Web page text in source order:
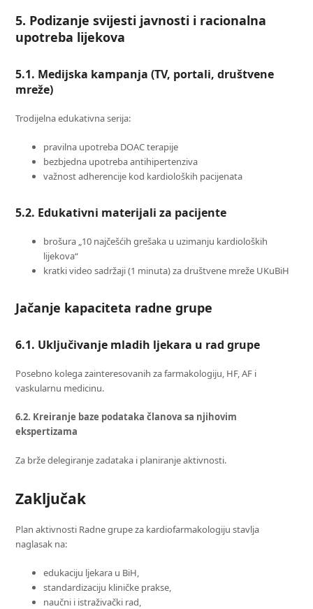
5. Podizanje svijesti javnosti i racionalna
upotreba lijekova
5.1. Medijska kampanja (TV, portali, društvene
mreže)
Trodijelna edukativna serija:
pravilna upotreba DOAC terapije
bezbjedna upotreba antihipertenziva
važnost adherencije kod kardioloških pacijenata
5.2. Edukativni materijali za pacijente
brošura „10 najčešćih grešaka u uzimanju kardioloških
lijekova“
kratki video sadržaji (1 minuta) za društvene mreže UKuBiH
Jačanje kapaciteta radne grupe
6.1. Uključivanje mladih ljekara u rad grupe
Posebno kolega zainteresovanih za farmakologiju, HF, AF i
vaskularnu medicinu.
6.2. Kreiranje baze podataka članova sa njihovim
ekspertizama
Za brže delegiranje zadataka i planiranje aktivnosti.
Zaključak
Plan aktivnosti Radne grupe za kardiofarmakologiju stavlja
naglasak na:
edukaciju ljekara u BiH,
standardizaciju kliničke prakse,
naučni i istraživački rad,